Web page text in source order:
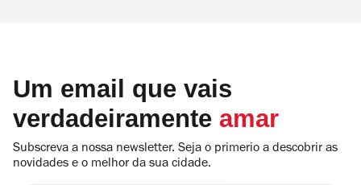
Um email que vais
verdadeiramente amar
Subscreva a nossa newsletter. Seja o primerio a descobrir as
novidades e o melhor da sua cidade.